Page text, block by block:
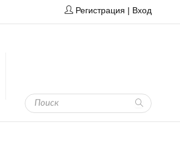
Регистрация | Вход